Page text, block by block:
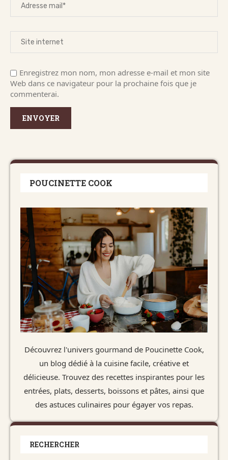
Enregistrez mon nom, mon adresse e-mail et mon site
Web dans ce navigateur pour la prochaine fois que je
commenterai.
POUCINETTE COOK
Découvrez l'univers gourmand de Poucinette Cook,
un blog dédié à la cuisine facile, créative et
délicieuse. Trouvez des recettes inspirantes pour les
entrées, plats, desserts, boissons et pâtes, ainsi que
des astuces culinaires pour égayer vos repas.
RECHERCHER